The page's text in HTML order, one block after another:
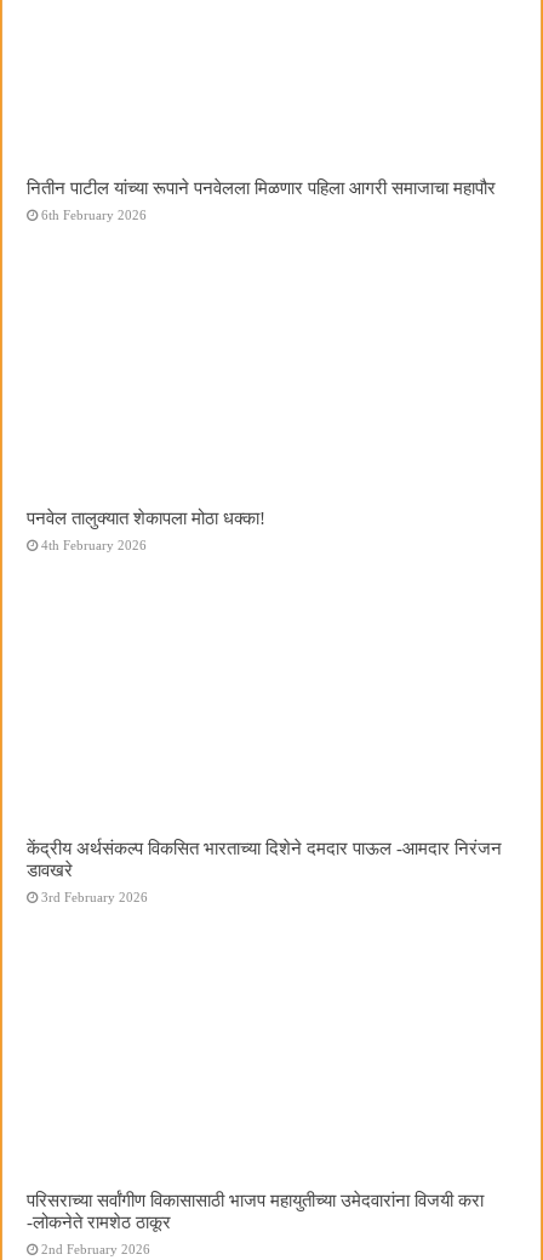
नितीन पाटील यांच्या रूपाने पनवेलला मिळणार पहिला आगरी समाजाचा महापौर
6th February 2026
पनवेल तालुक्यात शेकापला मोठा धक्का!
4th February 2026
केंद्रीय अर्थसंकल्प विकसित भारताच्या दिशेने दमदार पाऊल -आमदार निरंजन
डावखरे
3rd February 2026
परिसराच्या सर्वांगीण विकासासाठी भाजप महायुतीच्या उमेदवारांना विजयी करा
-लोकनेते रामशेठ ठाकूर
2nd February 2026